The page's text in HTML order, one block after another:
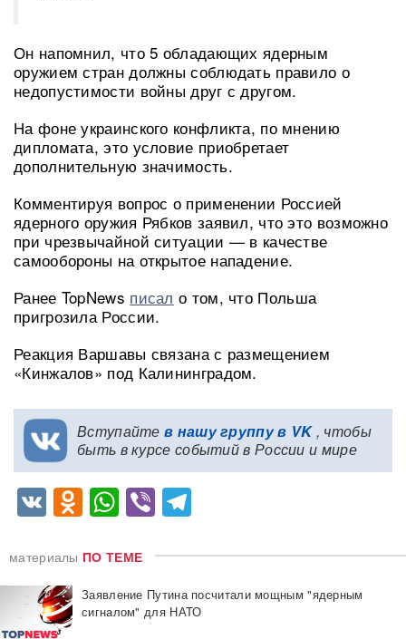
Он напомнил, что 5 обладающих ядерным
оружием стран должны соблюдать правило о
недопустимости войны друг с другом.
На фоне украинского конфликта, по мнению
дипломата, это условие приобретает
дополнительную значимость.
Комментируя вопрос о применении Россией
ядерного оружия Рябков заявил, что это возможно
при чрезвычайной ситуации — в качестве
самообороны на открытое нападение.
Ранее TopNews писал о том, что Польша
пригрозила России.
Реакция Варшавы связана с размещением
«Кинжалов» под Калининградом.
Вступайте в нашу группу в VK, чтобы
быть в курсе событий в России и мире
VKOdnoklassniki
WhatsApp
Viber
материалы ПО ТЕМЕ
Заявление Путина посчитали мощным "ядерным
сигналом" для НАТО